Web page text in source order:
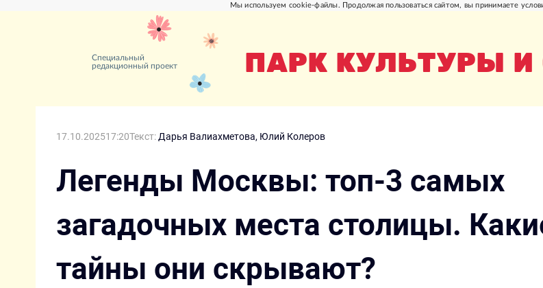
Мы используем cookie-файлы. Продолжая пользоваться сайтом, вы принимаете
Специальный
редакционный проект
ПАРК КУЛЬТУРЫ
17.10.202517:20Текст: Дарья Валиахметова, Юлий Колеров
Легенды Москвы: топ-3 самых
загадочных места столицы.
тайны они скрывают?